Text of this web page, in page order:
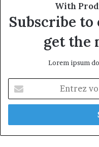
With
Subscribe
get the
Lorem ipsum
votre
adresse